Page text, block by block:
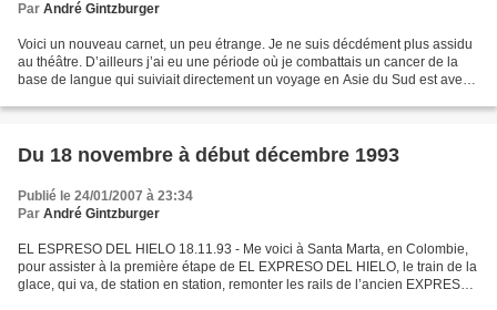
Par André Gintzburger
Voici un nouveau carnet, un peu étrange. Je ne suis décdément plus assidu
au théâtre. D’ailleurs j’ai eu une période où je combattais un cancer de la
base de langue qui suiviait directement un voyage en Asie du Sud est avec
Du 18 novembre à début décembre 1993
Publié le 24/01/2007 à 23:34
Par André Gintzburger
EL ESPRESO DEL HIELO 18.11.93 - Me voici à Santa Marta, en Colombie,
pour assister à la première étape de EL EXPRESO DEL HIELO, le train de la
glace, qui va, de station en station, remonter les rails de l’ancien EXPRESO